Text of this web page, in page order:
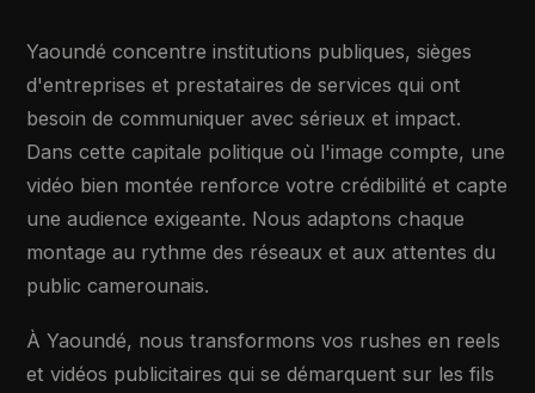
Yaoundé concentre institutions publiques, sièges
d'entreprises et prestataires de services qui ont
besoin de communiquer avec sérieux et impact.
Dans cette capitale politique où l'image compte, une
vidéo bien montée renforce votre crédibilité et capte
une audience exigeante. Nous adaptons chaque
montage au rythme des réseaux et aux attentes du
public camerounais.
À Yaoundé, nous transformons vos rushes en reels
et vidéos publicitaires qui se démarquent sur les fils